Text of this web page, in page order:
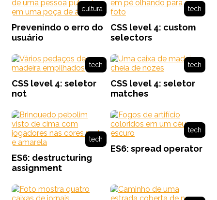
cultura
Prevenindo o erro do
usuário
tech
CSS level 4: custom
selectors
tech
CSS level 4: seletor
not
tech
CSS level 4: seletor
matches
tech
ES6: destructuring
assignment
tech
ES6: spread operator